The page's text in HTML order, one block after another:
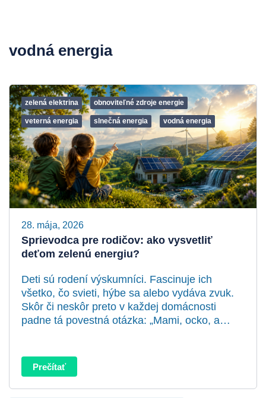
vodná energia
zelená elektrina obnoviteľné zdroje energie
veterná energia slnečná energia vodná energia
28. mája, 2026
Sprievodca pre rodičov: ako vysvetliť
deťom zelenú energiu?
Deti sú rodení výskumníci. Fascinuje ich
všetko, čo svieti, hýbe sa alebo vydáva zvuk.
Skôr či neskôr preto v každej domácnosti
padne tá povestná otázka: „Mami, ocko, a…
Prečítať